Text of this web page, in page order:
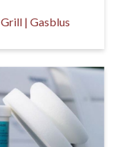
Grill | Gasblus